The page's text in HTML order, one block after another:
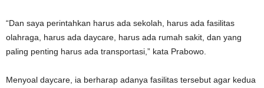
“Dan saya perintahkan harus ada sekolah, harus ada fasilitas
olahraga, harus ada daycare, harus ada rumah sakit, dan yang
paling penting harus ada transportasi,” kata Prabowo.
Menyoal daycare, ia berharap adanya fasilitas tersebut agar kedua